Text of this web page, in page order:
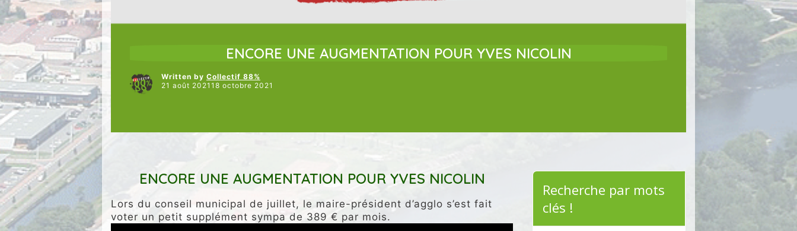
ENCORE UNE AUGMENTATION POUR YVES NICOLIN
Written by Collectif 88%
21 août 202118 octobre 2021
ENCORE UNE AUGMENTATION POUR YVES NICOLIN
Lors du conseil municipal de juillet, le maire-président d’agglo s’est fait
voter un petit supplément sympa de 389 € par mois.
Recherche par mots
clés !